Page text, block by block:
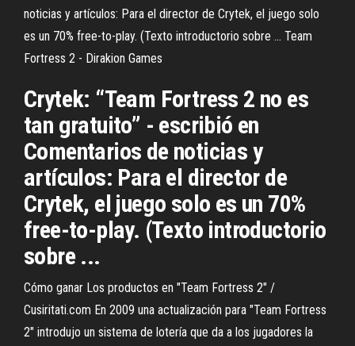
noticias y artículos: Para el director de Crytek, el juego solo
es un 70% free-to-play. (Texto introductorio sobre ... Team
Fortress 2 - Dirakion Games
Crytek: “Team Fortress 2 no es
tan gratuito” - escribió en
Comentarios de noticias y
artículos: Para el director de
Crytek, el juego solo es un 70%
free-to-play. (Texto introductorio
sobre ...
Cómo ganar Los productos en "Team Fortress 2" /
Cusiritati.com En 2009 una actualización para "Team Fortress
2" introdujo un sistema de lotería que da a los jugadores la